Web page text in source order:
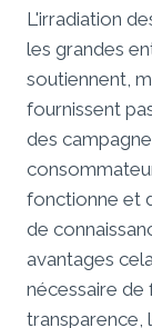
L'irradiation
les grandes
soutiennent,
fournissent
des
fonctionne et
de
avantages
nécessaire de
transparence,